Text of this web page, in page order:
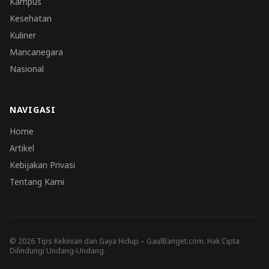
Kesehatan
Kuliner
Mancanegara
Nasional
NAVIGASI
Home
Artikel
Kebijakan Privasi
Tentang Kami
© 2026 Tips Kekinian dan Gaya Hidup – GaulBanget.com. Hak Cipta
Dilindungi Undang-Undang.